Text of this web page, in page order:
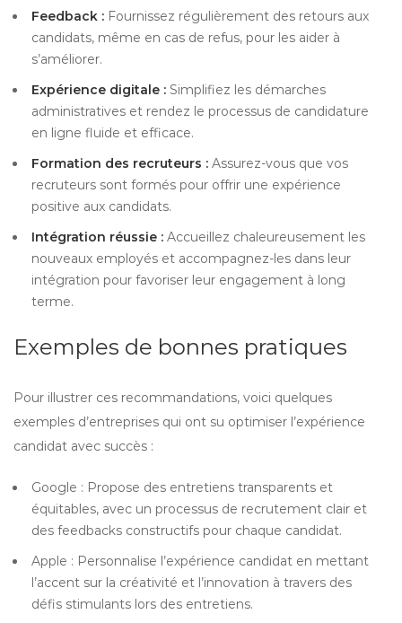
Feedback : Fournissez régulièrement des retours aux
candidats, même en cas de refus, pour les aider à
s’améliorer.
Expérience digitale : Simplifiez les démarches
administratives et rendez le processus de candidature
en ligne fluide et efficace.
Formation des recruteurs : Assurez-vous que vos
recruteurs sont formés pour offrir une expérience
positive aux candidats.
Intégration réussie : Accueillez chaleureusement les
nouveaux employés et accompagnez-les dans leur
intégration pour favoriser leur engagement à long
terme.
Exemples de bonnes pratiques
Pour illustrer ces recommandations, voici quelques
exemples d’entreprises qui ont su optimiser l’expérience
candidat avec succès :
Google : Propose des entretiens transparents et
équitables, avec un processus de recrutement clair et
des feedbacks constructifs pour chaque candidat.
Apple : Personnalise l’expérience candidat en mettant
l’accent sur la créativité et l’innovation à travers des
défis stimulants lors des entretiens.